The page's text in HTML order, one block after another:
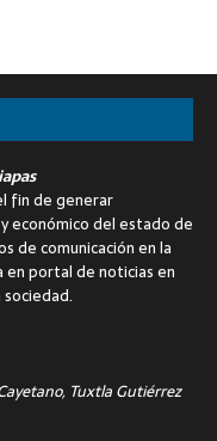
fin de generar
económico del estado de
de comunicación en la
en portal de noticias en
Tuxtla Gutiérrez